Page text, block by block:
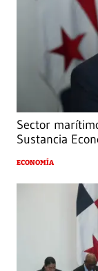
Sector
Sustancia
ECONOMÍA